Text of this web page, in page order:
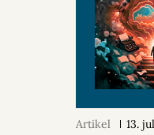
Artikel 13.